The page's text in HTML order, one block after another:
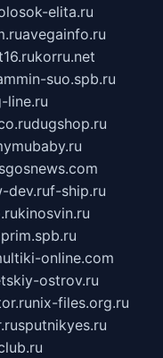
elita.ru
avegainfo.ru
korru.net
suo.spb.ru
line.ru
dugshop.ru
dev.ruf-ship.ru
kinosvin.ru
online.com
ostrov.ru
nix-files.org.ru
sputnikyes.ru